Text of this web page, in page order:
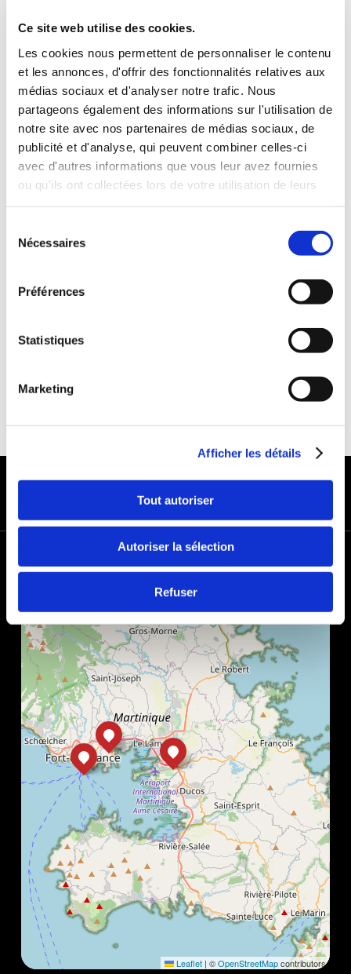
Ce site web utilise des cookies.
Les cookies nous permettent de personnaliser le contenu
et les annonces, d'offrir des fonctionnalités relatives aux
médias sociaux et d'analyser notre trafic. Nous
partageons également des informations sur l'utilisation de
notre site avec nos partenaires de médias sociaux, de
publicité et d'analyse, qui peuvent combiner celles-ci
avec d'autres informations que vous leur avez fournies
ou qu'ils ont collectées lors de votre utilisation de leurs
Nécessaires
Préférences
Statistiques
Marketing
Afficher les détails
Tout autoriser
Autoriser la sélection
Refuser
INCLUS À LA LOCATION
Killométrage illimité
Assurance tous risques (hors franchise)
Carburant : plein à rendre plein
CONDITIONS DE LOCATION
ASSURANCE
Franchise :1000 €
Leaflet | ©OpenStreetMapcontributors